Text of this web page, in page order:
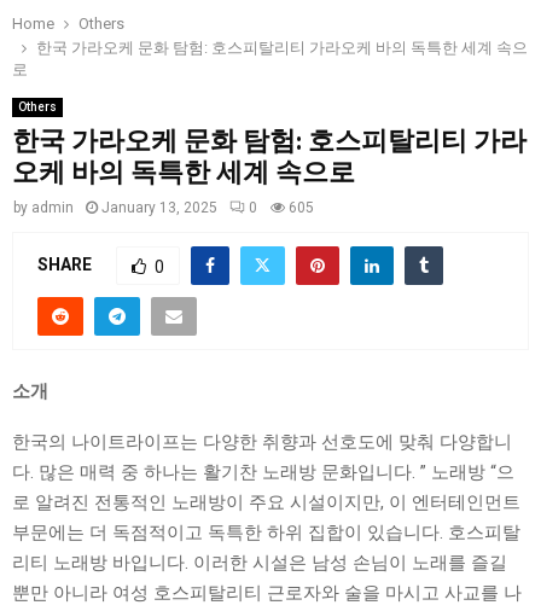
Home
Others
한국 가라오케 문화 탐험: 호스피탈리티 가라오케 바의 독특한 세계 속으
로
Others
한국 가라오케 문화 탐험: 호스피탈리티 가라
오케 바의 독특한 세계 속으로
by admin January 13, 2025 0 605
SHARE 0
소개
한국의 나이트라이프는 다양한 취향과 선호도에 맞춰 다양합니
다. 많은 매력 중 하나는 활기찬 노래방 문화입니다. ” 노래방 “으
로 알려진 전통적인 노래방이 주요 시설이지만, 이 엔터테인먼트
부문에는 더 독점적이고 독특한 하위 집합이 있습니다. 호스피탈
리티 노래방 바입니다. 이러한 시설은 남성 손님이 노래를 즐길
뿐만 아니라 여성 호스피탈리티 근로자와 술을 마시고 사교를 나